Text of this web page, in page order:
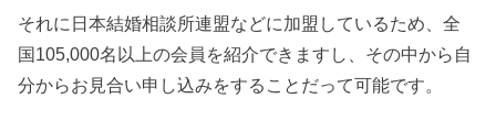
それに日本結婚相談所連盟などに加盟しているため、全
国105,000名以上の会員を紹介できますし、その中から自
分からお見合い申し込みをすることだって可能です。